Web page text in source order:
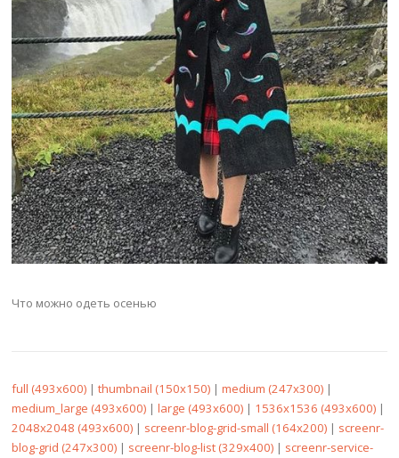
Что можно одеть осенью
full (493x600) |thumbnail (150x150) |medium (247x300) |
medium_large (493x600) |large (493x600) | 1536x1536 (493x600) |
2048x2048 (493x600) | screenr-blog-grid-small (164x200) | screenr-
blog-grid (247x300) | screenr-blog-list (329x400) | screenr-service-